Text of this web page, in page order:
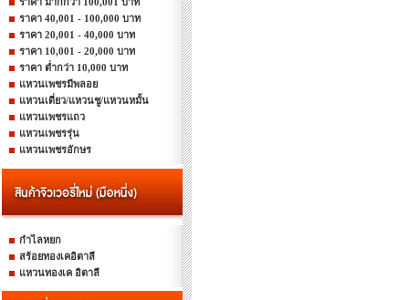
ราคา 40,001 - 100,000 บาท
ราคา 20,001 - 40,000 บาท
ราคา 10,001 - 20,000 บาท
ราคา ต่ำกว่า 10,000 บาท
แหวนเพชรมีพลอย
แหวนเดี่ยว/แหวนชู/แหวนหมั้น
แหวนเพชรแถว
แหวนเพชรรุ่น
แหวนเพชรอักษร
กำไลหยก
สร้อยทองเคอิตาลี
แหวนทองเค อิตาลี